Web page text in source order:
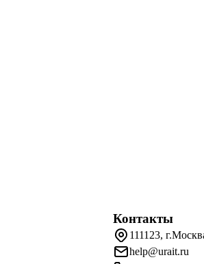
Контакты
111123,
help@urait.ru